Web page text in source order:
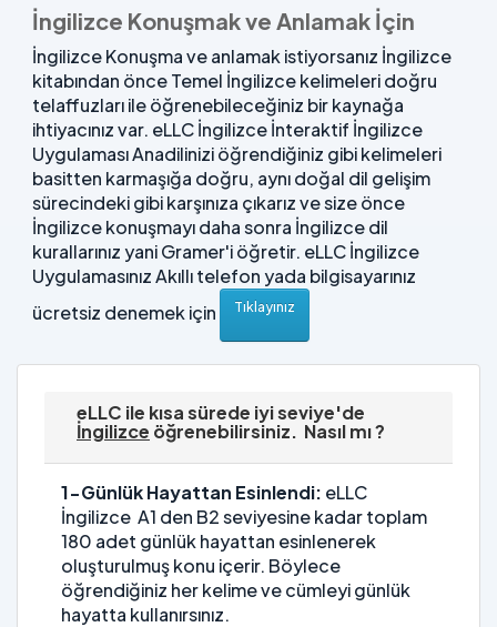
İngilizce Konuşmak ve Anlamak İçin
İngilizce Konuşma ve anlamak istiyorsanız İngilizce
kitabından önce Temel İngilizce kelimeleri doğru
telaffuzları ile öğrenebileceğiniz bir kaynağa
ihtiyacınız var. eLLC İngilizce İnteraktif İngilizce
Uygulaması Anadilinizi öğrendiğiniz gibi kelimeleri
basitten karmaşığa doğru, aynı doğal dil gelişim
sürecindeki gibi karşınıza çıkarız ve size önce
İngilizce konuşmayı daha sonra İngilizce dil
kurallarınız yani Gramer'i öğretir. eLLC İngilizce
Uygulamasınız Akıllı telefon yada bilgisayarınız
ücretsiz denemek için
Tıklayınız
eLLC ile kısa sürede iyi seviye'de
İngilizce öğrenebilirsiniz. Nasıl mı ?
1-Günlük Hayattan Esinlendi: eLLC
İngilizce A1 den B2 seviyesine kadar toplam
180 adet günlük hayattan esinlenerek
oluşturulmuş konu içerir. Böylece
öğrendiğiniz her kelime ve cümleyi günlük
hayatta kullanırsınız.